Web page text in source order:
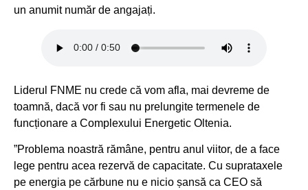
un anumit număr de angajați.
Liderul FNME nu crede că vom afla, mai devreme de
toamnă, dacă vor fi sau nu prelungite termenele de
funcționare a Complexului Energetic Oltenia.
”Problema noastră rămâne, pentru anul viitor, de a face
lege pentru acea rezervă de capacitate. Cu suprataxele
pe energia pe cărbune nu e nicio șansă ca CEO să